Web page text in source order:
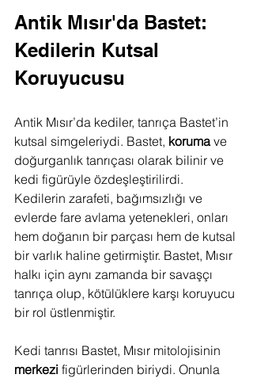
Antik Mısır'da Bastet:
Kedilerin Kutsal
Koruyucusu
Antik Mısır’da kediler, tanrıça Bastet’in
kutsal simgeleriydi. Bastet, koruma ve
doğurganlık tanrıçası olarak bilinir ve
kedi figürüyle özdeşleştirilirdi.
Kedilerin zarafeti, bağımsızlığı ve
evlerde fare avlama yetenekleri, onları
hem doğanın bir parçası hem de kutsal
bir varlık haline getirmiştir. Bastet, Mısır
halkı için aynı zamanda bir savaşçı
tanrıça olup, kötülüklere karşı koruyucu
bir rol üstlenmiştir.
Kedi tanrısı Bastet, Mısır mitolojisinin
merkezi figürlerinden biriydi. Onunla